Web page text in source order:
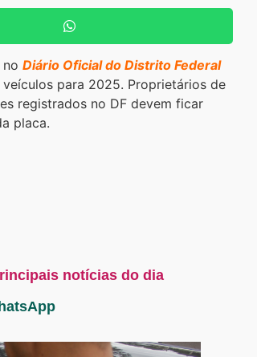
Diário Oficial do Distrito Federal
para 2025. Proprietários de
registrados no DF devem ficar
placa.
notícias do dia